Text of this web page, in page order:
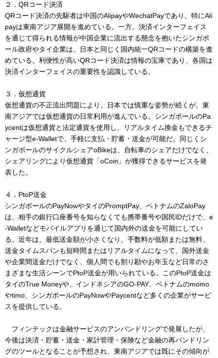
２．QRコード決済
QRコード決済の先駆者は中国のAlipayやWechatPayであり、特にAli
payは東南アジア展開を進めている。一方、決済インターフェイス
を通じて得られる情報が中国企業に流出する懸念を抱いたシンガポ
ール政府やタイ企業は、日本と同じく国内統一QRコードの構築を進
めている。利便性が高いQRコード決済は情報の宝庫であり、各国は
決済インターフェイスの重要性を認識している。
３．仮想通貨
仮想通貨の不正流出問題により、日本では慎重な姿勢が続くが、東
南アジアでは仮想通貨の日常利用が進んでいる。シンガポールのPa
ycentは仮想通貨と法定通貨を使用し、リアルタイム換金もできるチ
ャージ型e-Walletで、手軽に支払・貯蓄・送金が可能だ。同じくシ
ンガポールのサイクルシェアoBikeは、自転車のシェアだけでなく、
シェアリングにより仮想通貨「oCoin」が獲得できるサービスを発
表した。
４．PtoP送金
シンガポールのPayNowやタイのPromptPay、ベトナムのZaloPay
は、相手の銀行口座番号を知らなくても携帯番号や国民IDだけで、e
-Walletなどモバイルアプリを通じて国内外の送金を可能にしてい
る。近年は、最低送金額が小さくなり、手数料が低額または無料、
送金タイムスパンも短時間またはリアルタイムになって、国外送金
や企業間送金だけでなく、個人間でも割り勘やお年玉など日常のさ
まざまな生活シーンでPtoP送金が用いられている。このPtoP送金は
タイのTrue Moneyや、インドネシアのGO-PAY、ベトナムのmomo
やtimo、シンガポールのPayNowやPaycentなど多くの企業がサービ
スを提供している。
フィンテックは金融サービスのアンバンドリングで発展したが、
今後は決済・貯蓄・送金・家計管理・保険など金融の再バンドリン
グのツールとなることが予想され、東南アジアでは既にその傾向が